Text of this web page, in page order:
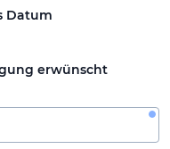
Datum
erwünscht